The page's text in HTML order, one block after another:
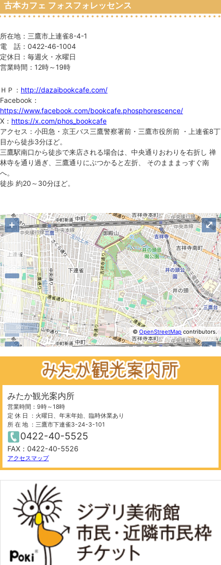
古本カフェ フォスフォレッセンス
所在地：三鷹市上連雀8-4-1
電 話：0422-46-1004
定休日：毎週火・水曜日
営業時間：12時～19時
ＨＰ： http://dazaibookcafe.com/
Facebook：
https://www.facebook.com/bookcafe.phosphorescence/
X： https://x.com/phos_bookcafe
アクセス：小田急・京王バス三鷹警察署前・三鷹市役所前 ・上連雀8丁
目から徒歩3分ほど。
三鷹駅南口から徒歩で来店される場合は、中央通りおわりを右折し 禅
林寺を通り過ぎ、三鷹通りにぶつかると左折、 そのまままっすぐ南
へ。
徒歩 約20～30分ほど。
+
−
©OpenStreetMap contributors.
500 m
⤢
+
−
500 m
⤢
みたか観光案内所
営業時間：9時～18時
定 休 日 ：火曜日、年末年始、臨時休業あり
所 在 地 ：三鷹市下連雀3-24-3-101
0422-40-5525
FAX：0422-40-5526
アクセスマップ